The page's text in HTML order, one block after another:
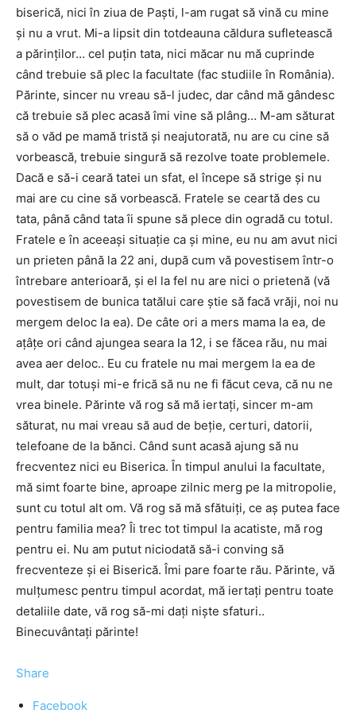
biserică, nici în ziua de Paști, l-am rugat să vină cu mine
și nu a vrut. Mi-a lipsit din totdeauna căldura sufletească
a părinților… cel puțin tata, nici măcar nu mă cuprinde
când trebuie să plec la facultate (fac studiile în România).
Părinte, sincer nu vreau să-l judec, dar când mă gândesc
că trebuie să plec acasă îmi vine să plâng… M-am săturat
să o văd pe mamă tristă și neajutorată, nu are cu cine să
vorbească, trebuie singură să rezolve toate problemele.
Dacă e să-i ceară tatei un sfat, el începe să strige și nu
mai are cu cine să vorbească. Fratele se ceartă des cu
tata, până când tata îi spune să plece din ogradă cu totul.
Fratele e în aceeași situație ca și mine, eu nu am avut nici
un prieten până la 22 ani, după cum vă povestisem într-o
întrebare anterioară, și el la fel nu are nici o prietenă (vă
povestisem de bunica tatălui care știe să facă vrăji, noi nu
mergem deloc la ea). De câte ori a mers mama la ea, de
ațâțe ori când ajungea seara la 12, i se făcea rău, nu mai
avea aer deloc.. Eu cu fratele nu mai mergem la ea de
mult, dar totuși mi-e frică să nu ne fi făcut ceva, că nu ne
vrea binele. Părinte vă rog să mă iertați, sincer m-am
săturat, nu mai vreau să aud de beție, certuri, datorii,
telefoane de la bănci. Când sunt acasă ajung să nu
frecventez nici eu Biserica. În timpul anului la facultate,
mă simt foarte bine, aproape zilnic merg pe la mitropolie,
sunt cu totul alt om. Vă rog să mă sfătuiți, ce aș putea face
pentru familia mea? Îi trec tot timpul la acatiste, mă rog
pentru ei. Nu am putut niciodată să-i conving să
frecventeze și ei Biserică. Îmi pare foarte rău. Părinte, vă
mulțumesc pentru timpul acordat, mă iertați pentru toate
detaliile date, vă rog să-mi dați niște sfaturi..
Binecuvântați părinte!
Share
Facebook